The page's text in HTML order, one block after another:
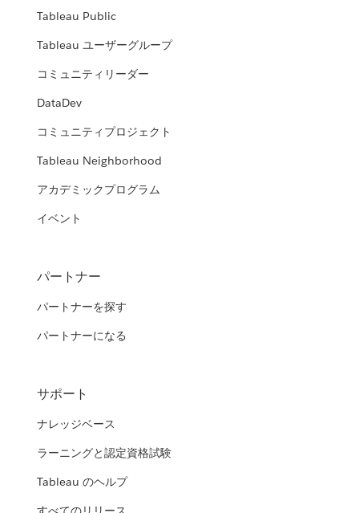
Tableau Public
Tableau ユーザーグループ
コミュニティリーダー
DataDev
コミュニティプロジェクト
Tableau Neighborhood
アカデミックプログラム
イベント
パートナー
パートナーを探す
パートナーになる
サポート
ナレッジベース
ラーニングと認定資格試験
Tableau のヘルプ